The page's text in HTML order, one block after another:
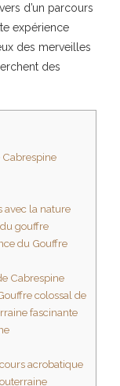
d’un parcours
expérience
des merveilles
des
avec la nature
gouffre
du Gouffre
Cabrespine
colossal de
fascinante
acrobatique